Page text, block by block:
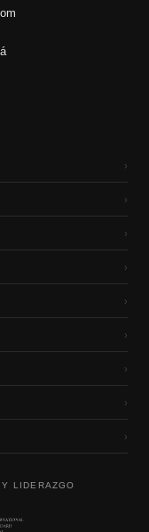
›
›
›
›
›
›
›
›
›
LIDERAZGO